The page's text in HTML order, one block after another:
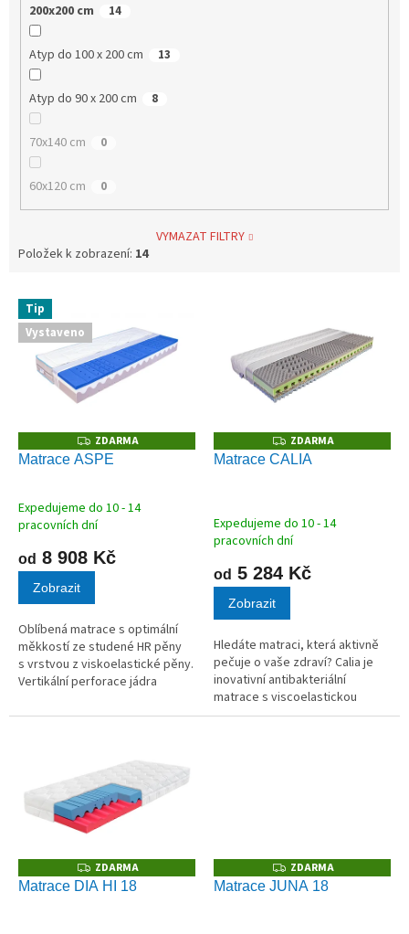
200x200 cm 14
Atyp do 100 x 200 cm 13
Atyp do 90 x 200 cm 8
70x140 cm 0
60x120 cm 0
VYMAZAT FILTRY
Položek k zobrazení: 14
V Tip
Vystaveno
Z
D
A
A
ZDARMA
Matrace ASPE
Průměrné
hodnocení
produktu
je
5,0
z
5
hvězdiček.
Expedujeme do 10 - 14
pracovních dní
od 8 908 Kč
Zobrazit
Oblíbená matrace s optimální
měkkostí ze studené HR pěny
s vrstvou z viskoelastické pěny.
Vertikální perforace jádra
Z
D
A
ZDARMA
Matrace CALIA
Expedujeme do 10 - 14
pracovních dní
od 5 284 Kč
Zobrazit
Hledáte matraci, která aktivně
pečuje o vaše zdraví? Calia je
inovativní antibakteriální
matrace s viscoelastickou
pěnou se skutečnou mědí. Tato
Z
D
A
ZDARMA
Matrace DIA HI 18
Z
D
A
ZDARMA
Matrace JUNA 18